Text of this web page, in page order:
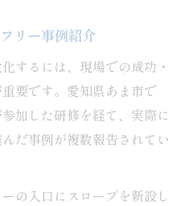
リー事例紹介
するには、現場での成功・
要です。愛知県あま市で
加した研修を経て、実際に
だ事例が複数報告されてい
の入口にスロープを新設し